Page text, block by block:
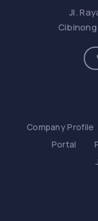
Jl.
Company Profile
Portal